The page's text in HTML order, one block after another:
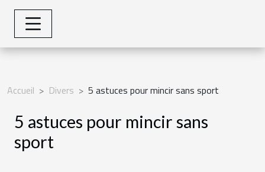
Accueil Divers 5 astuces pour mincir sans sport
5 astuces pour mincir sans
sport